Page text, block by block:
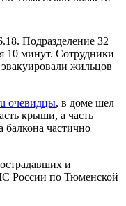
Подразделение 32
10 минут. Сотрудники
жильцов
очевидцы, в доме шел
крыши, а часть
балкона частично
и
России по Тюменской